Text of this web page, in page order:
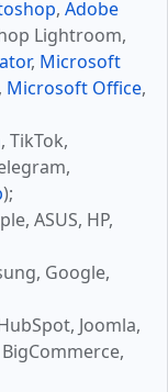
, Adobe
Lightroom,
, Microsoft
, Microsoft Office,
, TikTok,
);
ASUS, HP,
Google,
Joomla,